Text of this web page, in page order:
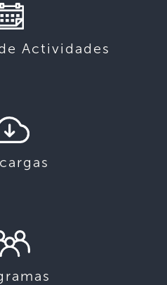
Actividades